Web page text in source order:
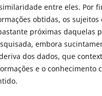
entre eles. Por
obtidas, os sujeitos
próximas daquelas
embora
dos dados, que
e o conhecimento